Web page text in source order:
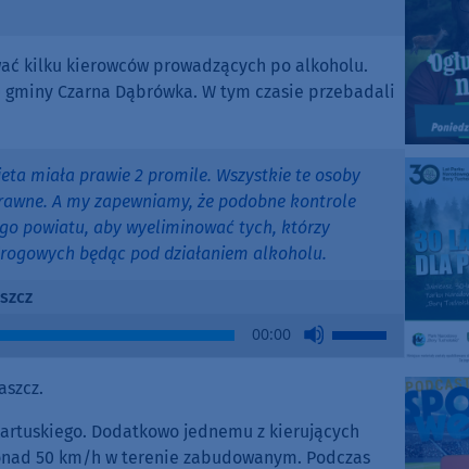
kilku kierowców prowadzących po alkoholu.
Czarna Dąbrówka. W tym czasie przebadali
miała prawie 2 promile. Wszystkie te osoby
A my zapewniamy, że podobne kontrole
powiatu, aby wyeliminować tych, którzy
będąc pod działaniem alkoholu.
00:00
Use
to
increase
Dodatkowo jednemu z kierujących
50 km/h w terenie zabudowanym. Podczas